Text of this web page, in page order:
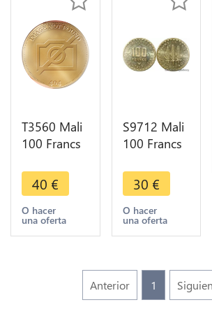
T3560 Mali
100 Francs
FDC Sachet
Mdp ->
Faire offre
40 €
O hacer
una oferta
S9712 Mali
100 Francs
FDC ->
Faire Offre
30 €
O hacer
una oferta
Anterior 1